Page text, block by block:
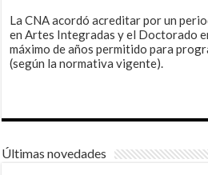
La CNA acordó acreditar por un
en Artes Integradas y el Doctorado
máximo de años permitido para
(según la normativa vigente).
Últimas novedades